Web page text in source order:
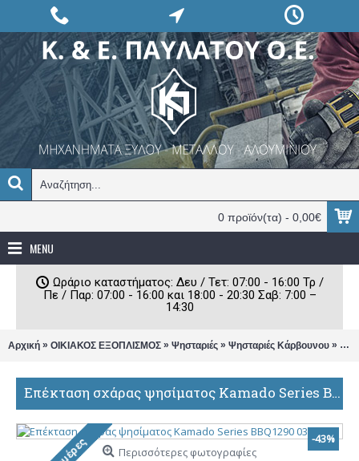
0 προϊόν(τα) - 0,00€
MENU
Ωράριο καταστήματος: Δευ / Τετ: 07:00 - 16:00 Τρ /
Πε / Παρ: 07:00 - 16:00 και 18:00 - 20:30 Σαβ: 7:00 –
14:30
Αρχική » ΟΙΚΙΑΚΟΣ ΕΞΟΠΛΙΣΜΟΣ » Ψησταριές » Ψησταριές Κάρβουνου »
Επέκταση σχάρας ψησίματος Kamado Series BBQ1290 037682
-43%
Περισσότερες φωτογραφίες